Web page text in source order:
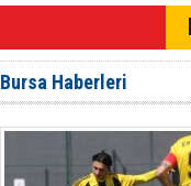
Bursa Haberleri